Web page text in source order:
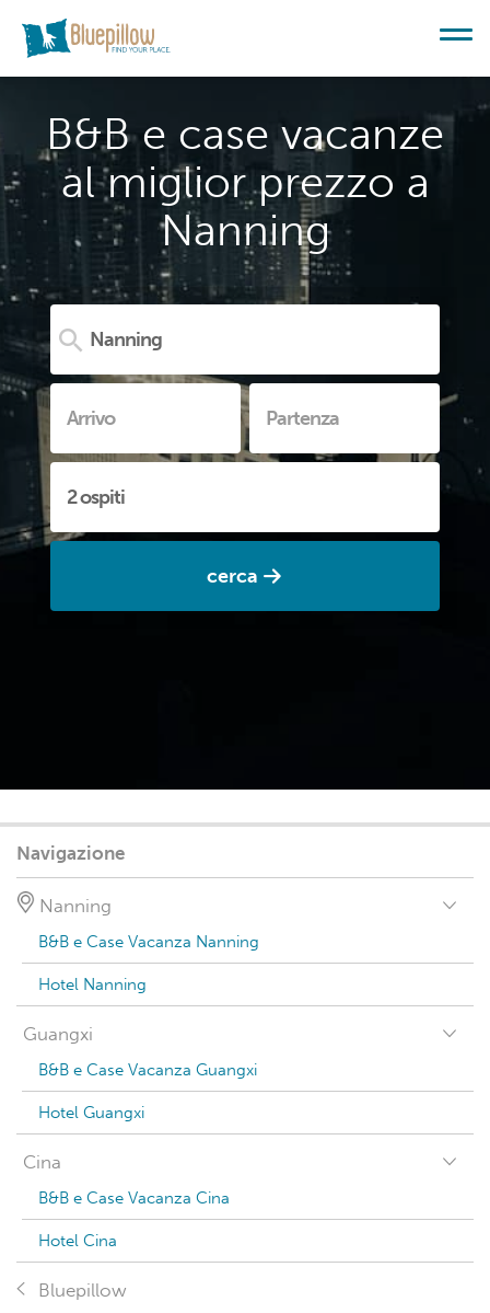
B&B e case vacanze
al miglior prezzo a
Nanning
cerca
Navigazione
Nanning
B&B e Case Vacanza Nanning
Hotel Nanning
Guangxi
B&B e Case Vacanza Guangxi
Hotel Guangxi
Cina
B&B e Case Vacanza Cina
Hotel Cina
Bluepillow